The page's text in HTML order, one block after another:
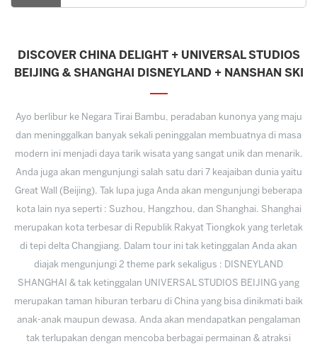
DISCOVER CHINA DELIGHT + UNIVERSAL STUDIOS
BEIJING & SHANGHAI DISNEYLAND + NANSHAN SKI
Ayo berlibur ke Negara Tirai Bambu, peradaban kunonya yang maju
dan meninggalkan banyak sekali peninggalan membuatnya di masa
modern ini menjadi daya tarik wisata yang sangat unik dan menarik.
Anda juga akan mengunjungi salah satu dari 7 keajaiban dunia yaitu
Great Wall (Beijing). Tak lupa juga Anda akan mengunjungi beberapa
kota lain nya seperti : Suzhou, Hangzhou, dan Shanghai. Shanghai
merupakan kota terbesar di Republik Rakyat Tiongkok yang terletak
di tepi delta Changjiang. Dalam tour ini tak ketinggalan Anda akan
diajak mengunjungi 2 theme park sekaligus : DISNEYLAND
SHANGHAI & tak ketinggalan UNIVERSAL STUDIOS BEIJING yang
merupakan taman hiburan terbaru di China yang bisa dinikmati baik
anak-anak maupun dewasa. Anda akan mendapatkan pengalaman
tak terlupakan dengan mencoba berbagai permainan & atraksi